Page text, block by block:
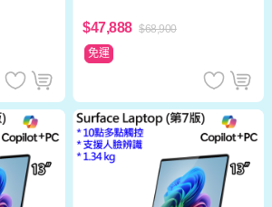
$47,888 $68,900
免運